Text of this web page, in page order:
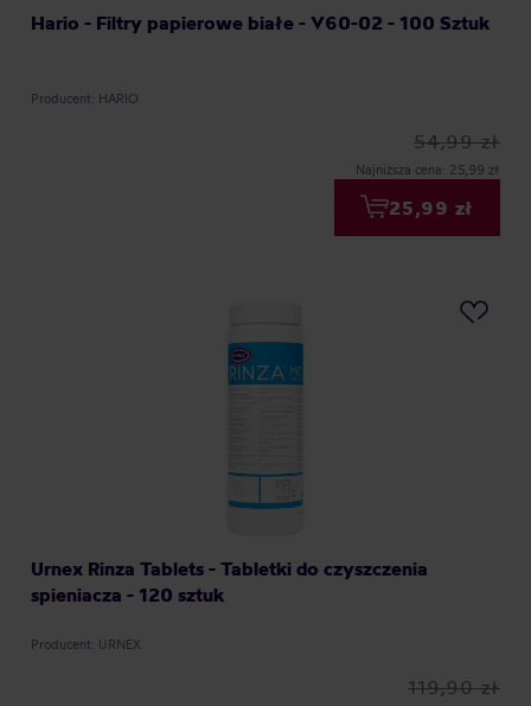
Hario - Filtry papierowe białe - V60-02 - 100 Sztuk
Producent: HARIO
54,99 zł
Najniższa cena: 25,99 zł
25,99 zł
Urnex Rinza Tablets - Tabletki do czyszczenia
spieniacza - 120 sztuk
Producent: URNEX
119,90 zł